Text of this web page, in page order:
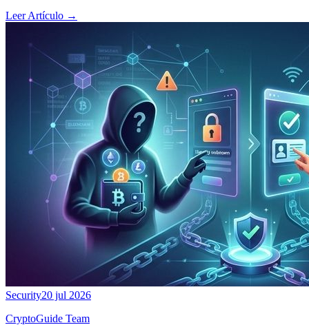
Leer Artículo →
Security20 jul 2026
CryptoGuide Team